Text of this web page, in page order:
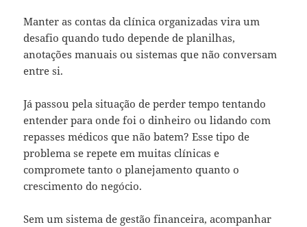
Manter as contas da clínica organizadas vira um
desafio quando tudo depende de planilhas,
anotações manuais ou sistemas que não conversam
entre si.
Já passou pela situação de perder tempo tentando
entender para onde foi o dinheiro ou lidando com
repasses médicos que não batem? Esse tipo de
problema se repete em muitas clínicas e
compromete tanto o planejamento quanto o
crescimento do negócio.
Sem um sistema de gestão financeira, acompanhar